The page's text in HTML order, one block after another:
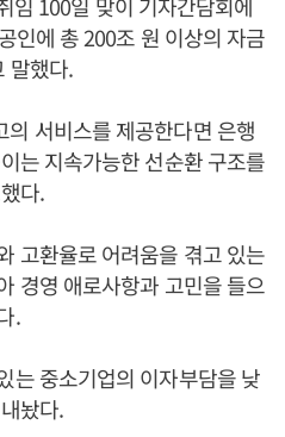
인에 총 200조 원 이상의 자금
말했다.
서비스를 제공한다면 은행
는 지속가능한 선순환 구조를
다.
고환율로 어려움을 겪고 있는
경영 애로사항과 고민을 들으
.
는 중소기업의 이자부담을 낮
놨다.